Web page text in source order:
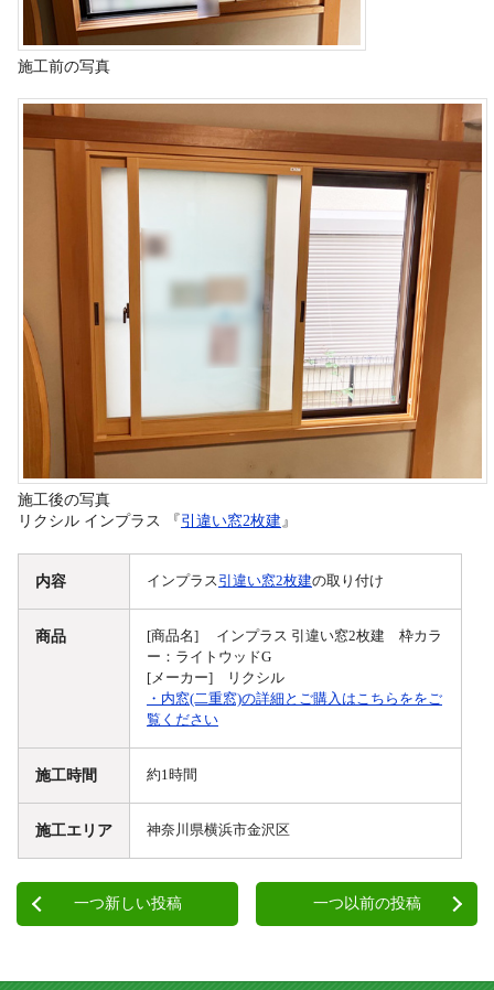
施工前の写真
施工後の写真
リクシル インプラス 『 引違い窓2枚建 』
内容 インプラス引違い窓2枚建の取り付け
商品
[商品名] インプラス 引違い窓2枚建 枠カラ
ー：ライトウッドG
[メーカー] リクシル
・内窓(二重窓)の詳細とご購入はこちらををご
覧ください
施工時間 約1時間
施工エリア 神奈川県横浜市金沢区
一つ新しい投稿 一つ以前の投稿